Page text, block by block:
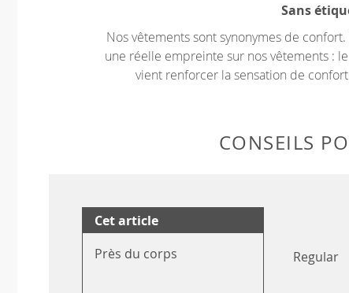
Sans
Nos vêtements sont synonymes de
une réelle empreinte sur nos vêtements :
vient renforcer la sensation de
CONSEILS
Cet article
Près du corps
Regular